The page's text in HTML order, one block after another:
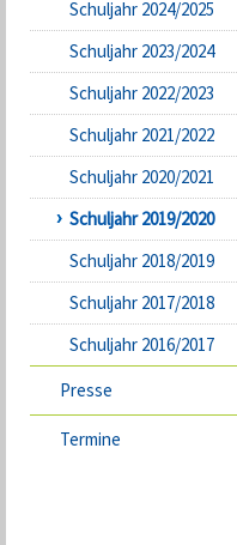
Schuljahr 2024/2025
Schuljahr 2023/2024
Schuljahr 2022/2023
Schuljahr 2021/2022
Schuljahr 2020/2021
Schuljahr 2019/2020
Schuljahr 2018/2019
Schuljahr 2017/2018
Schuljahr 2016/2017
Presse
Termine